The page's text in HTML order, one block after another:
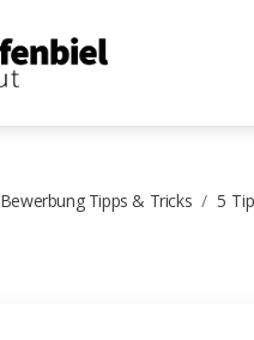
Bewerbung Tipps & Tricks 5